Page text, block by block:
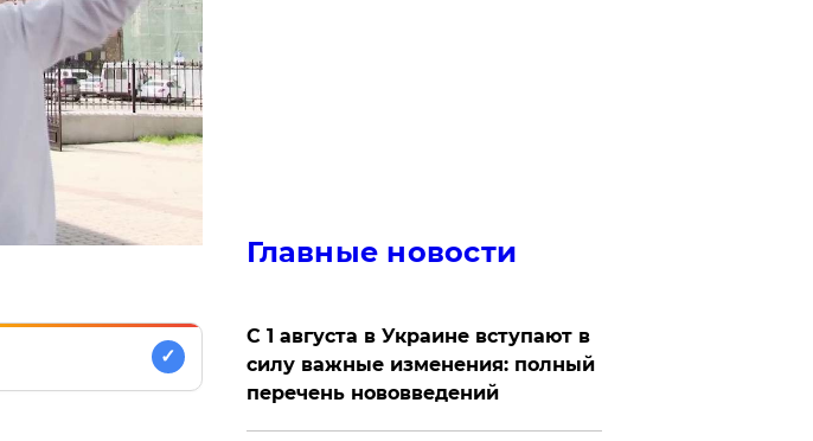
✓
Главные новости
С 1 августа в Украине вступают в
силу важные изменения: полный
перечень нововведений